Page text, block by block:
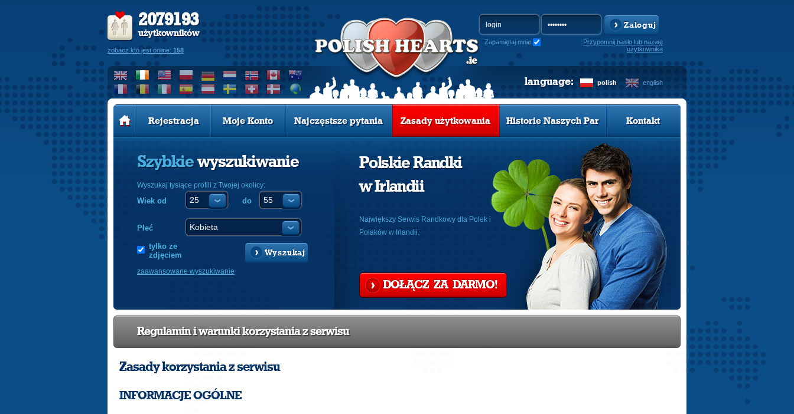
2079193
użytkowników
zobacz kto jest online: 158
Zaloguj
Zapamiętaj mnie
Przypomnij hasło lub nazwę
użytkownika
polish english
language:
Rejestracja Moje Konto Najczęstsze pytania Zasady użytkowania Historie Naszych Par Kontakt
Szybkiewyszukiwanie
Wyszukaj tysiące profili z Twojej okolicy:
Wiek od do
Płeć
tylko ze
zdjęciem
Wyszukaj
zaawansowane wyszukiwanie
Polskie Randki
w Irlandii
Największy Serwis Randkowy dla Polek i
Polaków w Irlandii.
DOŁĄCZ ZA DARMO!
Regulamin i warunki korzystania z serwisu
Zasady korzystania z serwisu
INFORMACJE OGÓLNE